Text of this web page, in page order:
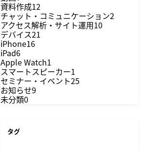
資料作成12
チャット・コミュニケーション2
アクセス解析・サイト運用10
デバイス21
iPhone16
iPad6
Apple Watch1
スマートスピーカー1
セミナー・イベント25
お知らせ9
未分類0
タグ